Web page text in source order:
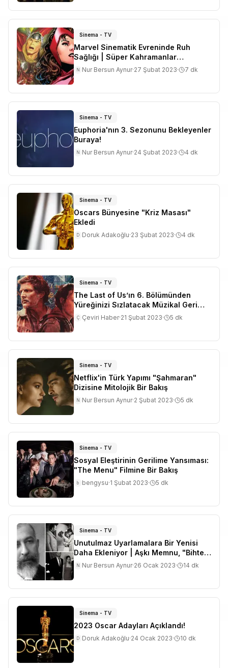
Sinema - TV
Marvel Sinematik Evreninde Ruh
Sağlığı | Süper Kahramanlar
Sorunlarıyla Nasıl Baş Ediyor?
N Nur Bersun Aynur·27 Şubat 2023· 7 dk
Sinema - TV
Euphoria'nın 3. Sezonunu Bekleyenler
Buraya!
N Nur Bersun Aynur·24 Şubat 2023· 4 dk
Sinema - TV
Oscars Bünyesine "Kriz Masası"
Ekledi
D Doruk Adakoğlu·23 Şubat 2023· 4 dk
Sinema - TV
The Last of Us’ın 6. Bölümünden
Yüreğinizi Sızlatacak Müzikal Geri
Dönüş!
Ç Çeviri Haber·21 Şubat 2023· 5 dk
Sinema - TV
Netflix'in Türk Yapımı "Şahmaran"
Dizisine Mitolojik Bir Bakış
N Nur Bersun Aynur·2 Şubat 2023· 5 dk
Sinema - TV
Sosyal Eleştirinin Gerilime Yansıması:
"The Menu" Filmine Bir Bakış
b bengysu·1 Şubat 2023· 5 dk
Sinema - TV
Unutulmaz Uyarlamalara Bir Yenisi
Daha Ekleniyor | Aşkı Memnu, "Bihter"
Adıyla Netflix'e Geliyor!
N Nur Bersun Aynur·26 Ocak 2023· 14 dk
Sinema - TV
2023 Oscar Adayları Açıklandı!
D Doruk Adakoğlu·24 Ocak 2023· 10 dk